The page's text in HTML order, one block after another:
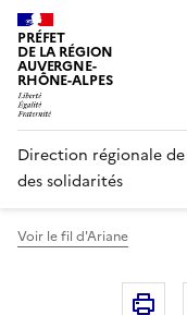
Panneau de gestion
PRÉFET
DE LA RÉGION
AUVERGNE-
RHÔNE-ALPES
Direction régionale
des solidarités
Voir le fil d'Ariane